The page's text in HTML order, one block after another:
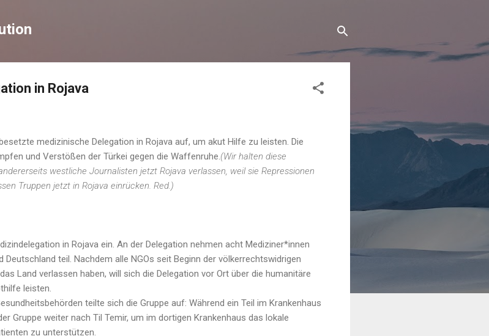
in Rojava
medizinische Delegation in Rojava auf, um akut Hilfe zu leisten. Die
und Verstößen der Türkei gegen die Waffenruhe. (Wir halten diese
westliche Journalisten jetzt Rojava verlassen, weil sie Repressionen
Truppen jetzt in Rojava einrücken. Red.)
in Rojava ein. An der Delegation nehmen acht Mediziner*innen
Deutschland teil. Nachdem alle NGOs seit Beginn der völkerrechtswidrigen
Land verlassen haben, will sich die Delegation vor Ort über die humanitäre
leisten.
teilte sich die Gruppe auf: Während ein Teil im Krankenhaus
Gruppe weiter nach Til Temir, um im dortigen Krankenhaus das lokale
zu unterstützen.